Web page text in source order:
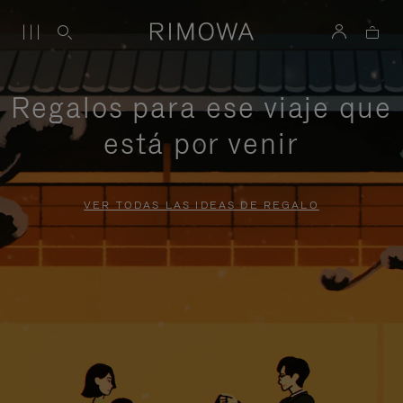
Regalos para ese viaje que
está por venir
VER TODAS LAS IDEAS DE REGALO